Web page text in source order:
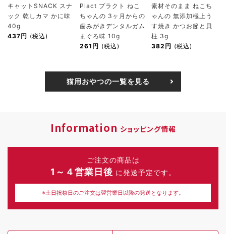
キャットSNACK スナ
ック 乾しカマ かに味
40g
437円 (税込)
Plact プラクト ねこ
ちゃんの 3ヶ月からの
歯みがきデンタルガム
まぐろ味 10g
261円 (税込)
素材そのまま ねこち
ゃんの 無添加極上う
す焼き かつお節と貝
柱 3g
382円 (税込)
猫用おやつの一覧を見る
Information ショッピング情報
ご注文の商品は
1～４営業日後 に発送予定です。
※土日祝祭日のご注文は翌営業日以降の発送となります。